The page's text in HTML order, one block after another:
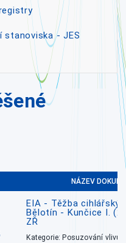
stanoviska - JES
NÁZEV
EIA - Těžba
Bělotín - Kunčice I.
ZŘ
Kategorie: Posuzování vlivů